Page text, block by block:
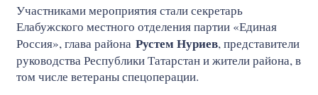
Участниками мероприятия стали секретарь
Елабужского местного отделения партии «Единая
Россия», глава района Рустем Нуриев, представители
руководства Республики Татарстан и жители района, в
том числе ветераны спецоперации.